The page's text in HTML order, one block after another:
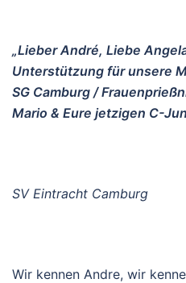
„Lieber André, Liebe
Unterstützung für unsere
SG Camburg /
Mario & Eure jetzigen C-
SV Eintracht Camburg
Wir kennen Andre, wir